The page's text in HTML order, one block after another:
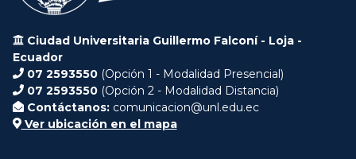
Ciudad Universitaria Guillermo Falconí - Loja -
Ecuador
07 2593550 (Opción 1 - Modalidad Presencial)
07 2593550 (Opción 2 - Modalidad Distancia)
Contáctanos: comunicacion@unl.edu.ec
Ver ubicación en el mapa